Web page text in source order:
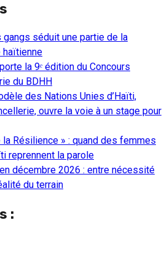
gangs séduit une partie de la
haïtienne
la 9ᵉ édition du Concours
du BDHH
des Nations Unies d’Haïti,
ouvre la voie à un stage pour
Résilience » : quand des femmes
reprennent la parole
décembre 2026 : entre nécessité
du terrain
: